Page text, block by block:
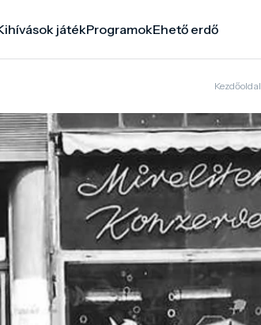
játékProgramokEhető erdő
Kezdőoldal